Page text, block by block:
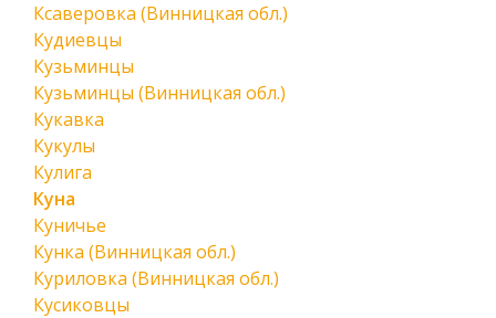
Ксаверовка (Винницкая обл.)
Кудиевцы
Кузьминцы
Кузьминцы (Винницкая обл.)
Кукавка
Кукулы
Кулига
Куна
Куничье
Кунка (Винницкая обл.)
Куриловка (Винницкая обл.)
Кусиковцы